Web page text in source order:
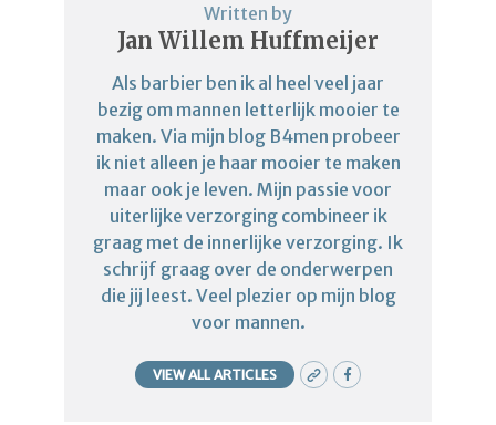
Written by
Jan Willem Huffmeijer
Als barbier ben ik al heel veel jaar
bezig om mannen letterlijk mooier te
maken. Via mijn blog B4men probeer
ik niet alleen je haar mooier te maken
maar ook je leven. Mijn passie voor
uiterlijke verzorging combineer ik
graag met de innerlijke verzorging. Ik
schrijf graag over de onderwerpen
die jij leest. Veel plezier op mijn blog
voor mannen.
VIEW ALL ARTICLES